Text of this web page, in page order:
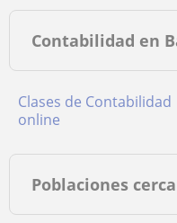
Contabilidad en
Clases de Contabilidad
online
Poblaciones